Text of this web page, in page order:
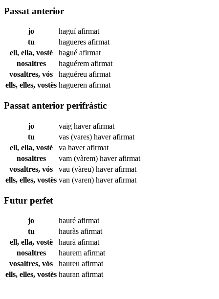
Passat anterior
jo haguíafirmat
tu
hagueres afirmat
ell, ella, vostè
hagué afirmat
nosaltres
haguérem afirmat
vosaltres, vós
haguéreu afirmat
ells, elles, vostès hagueren afirmat
Passat anterior perifràstic
jo vaig haverafirmat
tu
vas (vares) haverafirmat
ell, ella, vostè
va haverafirmat
nosaltres
vam (vàrem) haverafirmat
vosaltres, vós
vau (vàreu) haverafirmat
ells, elles, vostès van (varen) haverafirmat
Futur perfet
jo hauré afirmat
tu
hauràs afirmat
ell, ella, vostè
haurà afirmat
nosaltres
haurem afirmat
vosaltres, vós
haureu afirmat
ells, elles, vostès hauran afirmat